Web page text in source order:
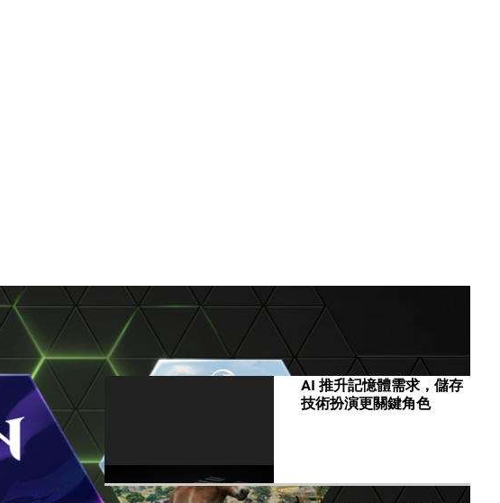
為遊戲主
，在
All NVIDIA News
AI 推升記憶體需求，儲存
技術扮演更關鍵角色